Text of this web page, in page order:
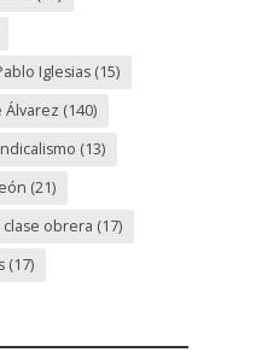
Iglesias(15)
Álvarez (140)
(13)
(21)
clase obrera (17)
(17)